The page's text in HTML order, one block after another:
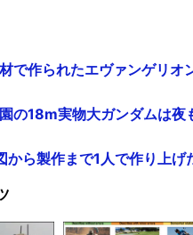
で作られたエヴァンゲリ
の18m実物大ガンダムは夜
から製作まで1人で作り上